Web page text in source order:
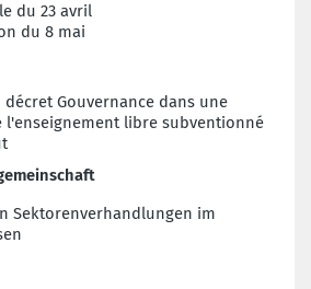
du 23 avril
du 8 mai
Gouvernance dans une
l'enseignement libre subventionné
Sektorenverhandlungen im